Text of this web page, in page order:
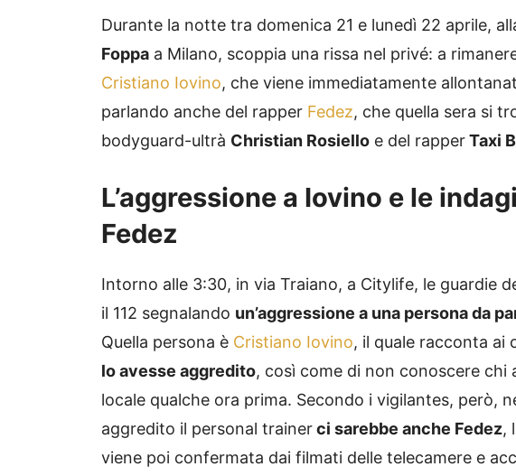
Durante la notte tra domenica 21 e lunedì 22 aprile,
Foppa a Milano, scoppia una rissa nel privé: a
Cristiano Iovino, che viene immediatamente
parlando anche del rapper Fedez, che quella sera si
bodyguard-ultrà Christian Rosiello e del rapperTaxi
L’aggressione a Iovino e le
Fedez
Intorno alle 3:30, in via Traiano, a Citylife, le guardie
il 112 segnalando un’aggressione a una persona da
Quella persona è Cristiano Iovino, il quale racconta ai
lo avesse aggredito, così come di non conoscere
locale qualche ora prima. Secondo i vigilantes, però,
aggredito il personal trainerci sarebbe anche Fedez,
viene poi confermata dai filmati delle telecamere e